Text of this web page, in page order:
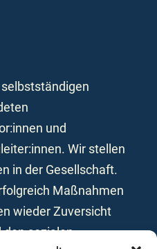
und
Wir stellen
in der Gesellschaft.
Maßnahmen
wieder Zuversicht
den sozialen